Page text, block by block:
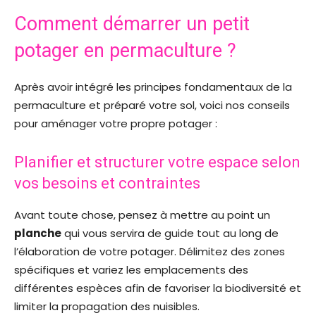
Comment démarrer un petit
potager en permaculture ?
Après avoir intégré les principes fondamentaux de la
permaculture et préparé votre sol, voici nos conseils
pour aménager votre propre potager :
Planifier et structurer votre espace selon
vos besoins et contraintes
Avant toute chose, pensez à mettre au point un
planchequi vous servira de guide tout au long de
l’élaboration de votre potager. Délimitez des zones
spécifiques et variez les emplacements des
différentes espèces afin de favoriser la biodiversité et
limiter la propagation des nuisibles.